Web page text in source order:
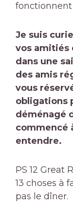
fonctionnent
Je suis
vos amitiés
dans une
des amis
vous
obligations
déménagé
commencé
entendre.
PS 12 Great
13 choses à
pas le dîner.